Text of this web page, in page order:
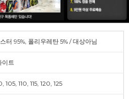
터 95%, 폴리우레탄 5% / 대상아님
이트
105, 110, 115, 120, 125